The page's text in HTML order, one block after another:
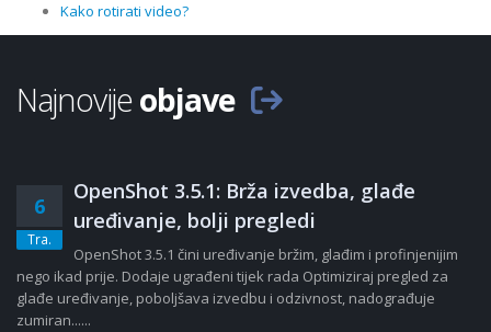
Kako rotirati video?
Najnovijeobjave
6
Tra.
OpenShot 3.5.1: Brža izvedba, glađe
uređivanje, bolji pregledi
OpenShot 3.5.1 čini uređivanje bržim, glađim i profinjenijim
nego ikad prije. Dodaje ugrađeni tijek rada Optimiziraj pregled za
glađe uređivanje, poboljšava izvedbu i odzivnost, nadograđuje
zumiran......